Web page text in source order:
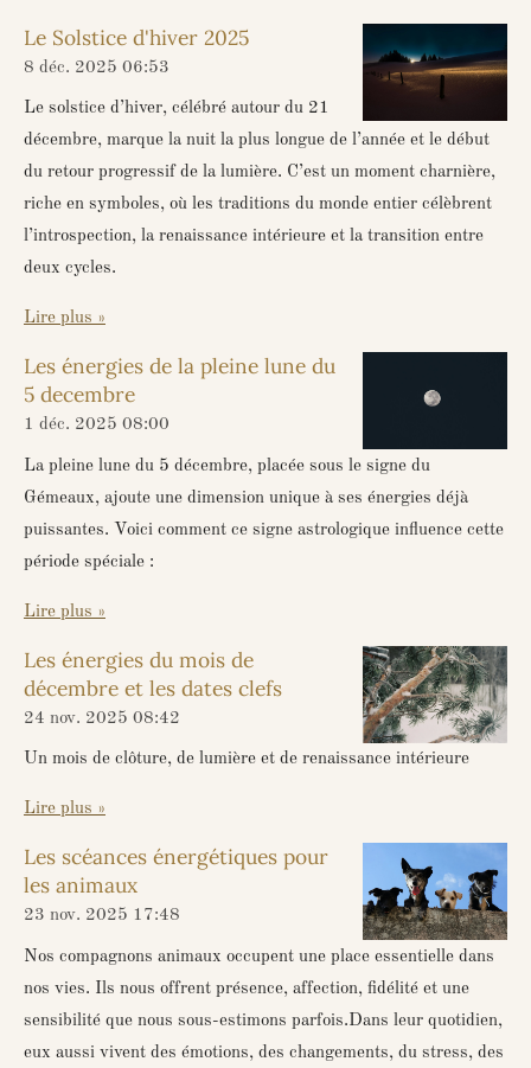
Le Solstice d'hiver 2025
8 déc. 2025 06:53
Le solstice d’hiver, célébré autour du 21
décembre, marque la nuit la plus longue de l’année et le début
du retour progressif de la lumière. C’est un moment charnière,
riche en symboles, où les traditions du monde entier célèbrent
l’introspection, la renaissance intérieure et la transition entre
deux cycles.
Lire plus »
Les énergies de la pleine lune du
5 decembre
1 déc. 2025 08:00
La pleine lune du 5 décembre, placée sous le signe du
Gémeaux, ajoute une dimension unique à ses énergies déjà
puissantes. Voici comment ce signe astrologique influence cette
période spéciale :
Lire plus »
Les énergies du mois de
décembre et les dates clefs
24 nov. 2025 08:42
Un mois de clôture, de lumière et de renaissance intérieure
Lire plus »
Les scéances énergétiques pour
les animaux
23 nov. 2025 17:48
Nos compagnons animaux occupent une place essentielle dans
nos vies. Ils nous offrent présence, affection, fidélité et une
sensibilité que nous sous-estimons parfois.Dans leur quotidien,
eux aussi vivent des émotions, des changements, du stress, des